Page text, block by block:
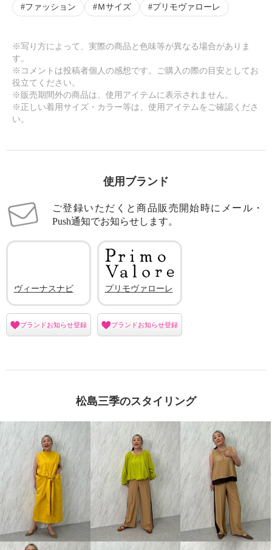
ファッション
Ｍサイズ プリモヴァローレ
※写り方によって、実際の商品と色味等が異なる場合がありま
す。
※コメントは投稿者個人の感想です。ご購入の際の目安としてお
役立てください。
※販売期間外の商品は、使用アイテムに表示されません。
※正しい着用サイズ・カラー等は、使用アイテムをご確認くださ
い。
使用ブランド
ご登録いただくと商品販売開始時にメール・
Push通知でお知らせします。
ヴィーナスナビ
ブランドお知らせ登録
プリモヴァローレ
ブランドお知らせ登録
松島三季のスタイリング